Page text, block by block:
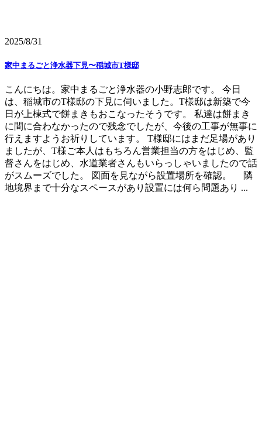
2025/8/31
家中まるごと浄水器下見〜稲城市T様邸
こんにちは。家中まるごと浄水器の小野志郎です。 今日
は、稲城市のT様邸の下見に伺いました。T様邸は新築で今
日が上棟式で餅まきもおこなったそうです。 私達は餅まき
に間に合わなかったので残念でしたが、今後の工事が無事に
行えますようお祈りしています。 T様邸にはまだ足場があり
ましたが、T様ご本人はもちろん営業担当の方をはじめ、監
督さんをはじめ、水道業者さんもいらっしゃいましたので話
がスムーズでした。 図面を見ながら設置場所を確認。 隣
地境界まで十分なスペースがあり設置には何ら問題あり ...